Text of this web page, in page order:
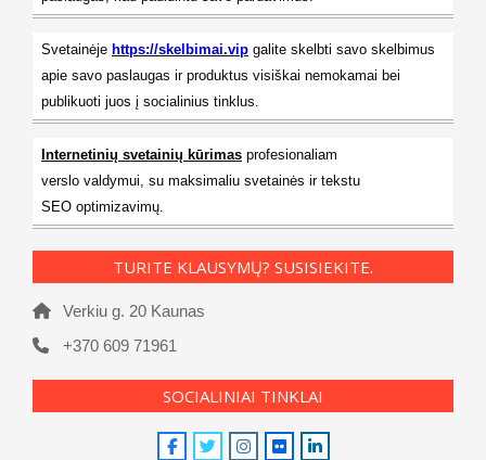
Svetainėje https://skelbimai.vip galite skelbti savo skelbimus
apie savo paslaugas ir produktus visiškai nemokamai bei
publikuoti juos į socialinius tinklus.
Internetinių svetainių kūrimas profesionaliam
verslo valdymui, su maksimaliu svetainės ir tekstu
SEO optimizavimų.
TURITE KLAUSYMŲ? SUSISIEKITE.
Verkiu g. 20 Kaunas
+370 609 71961
SOCIALINIAI TINKLAI